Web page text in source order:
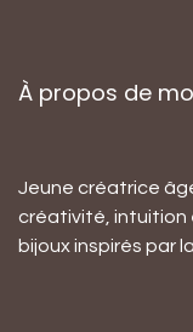
À propos de
Jeune créatrice
créativité, intuition
bijoux inspirés par